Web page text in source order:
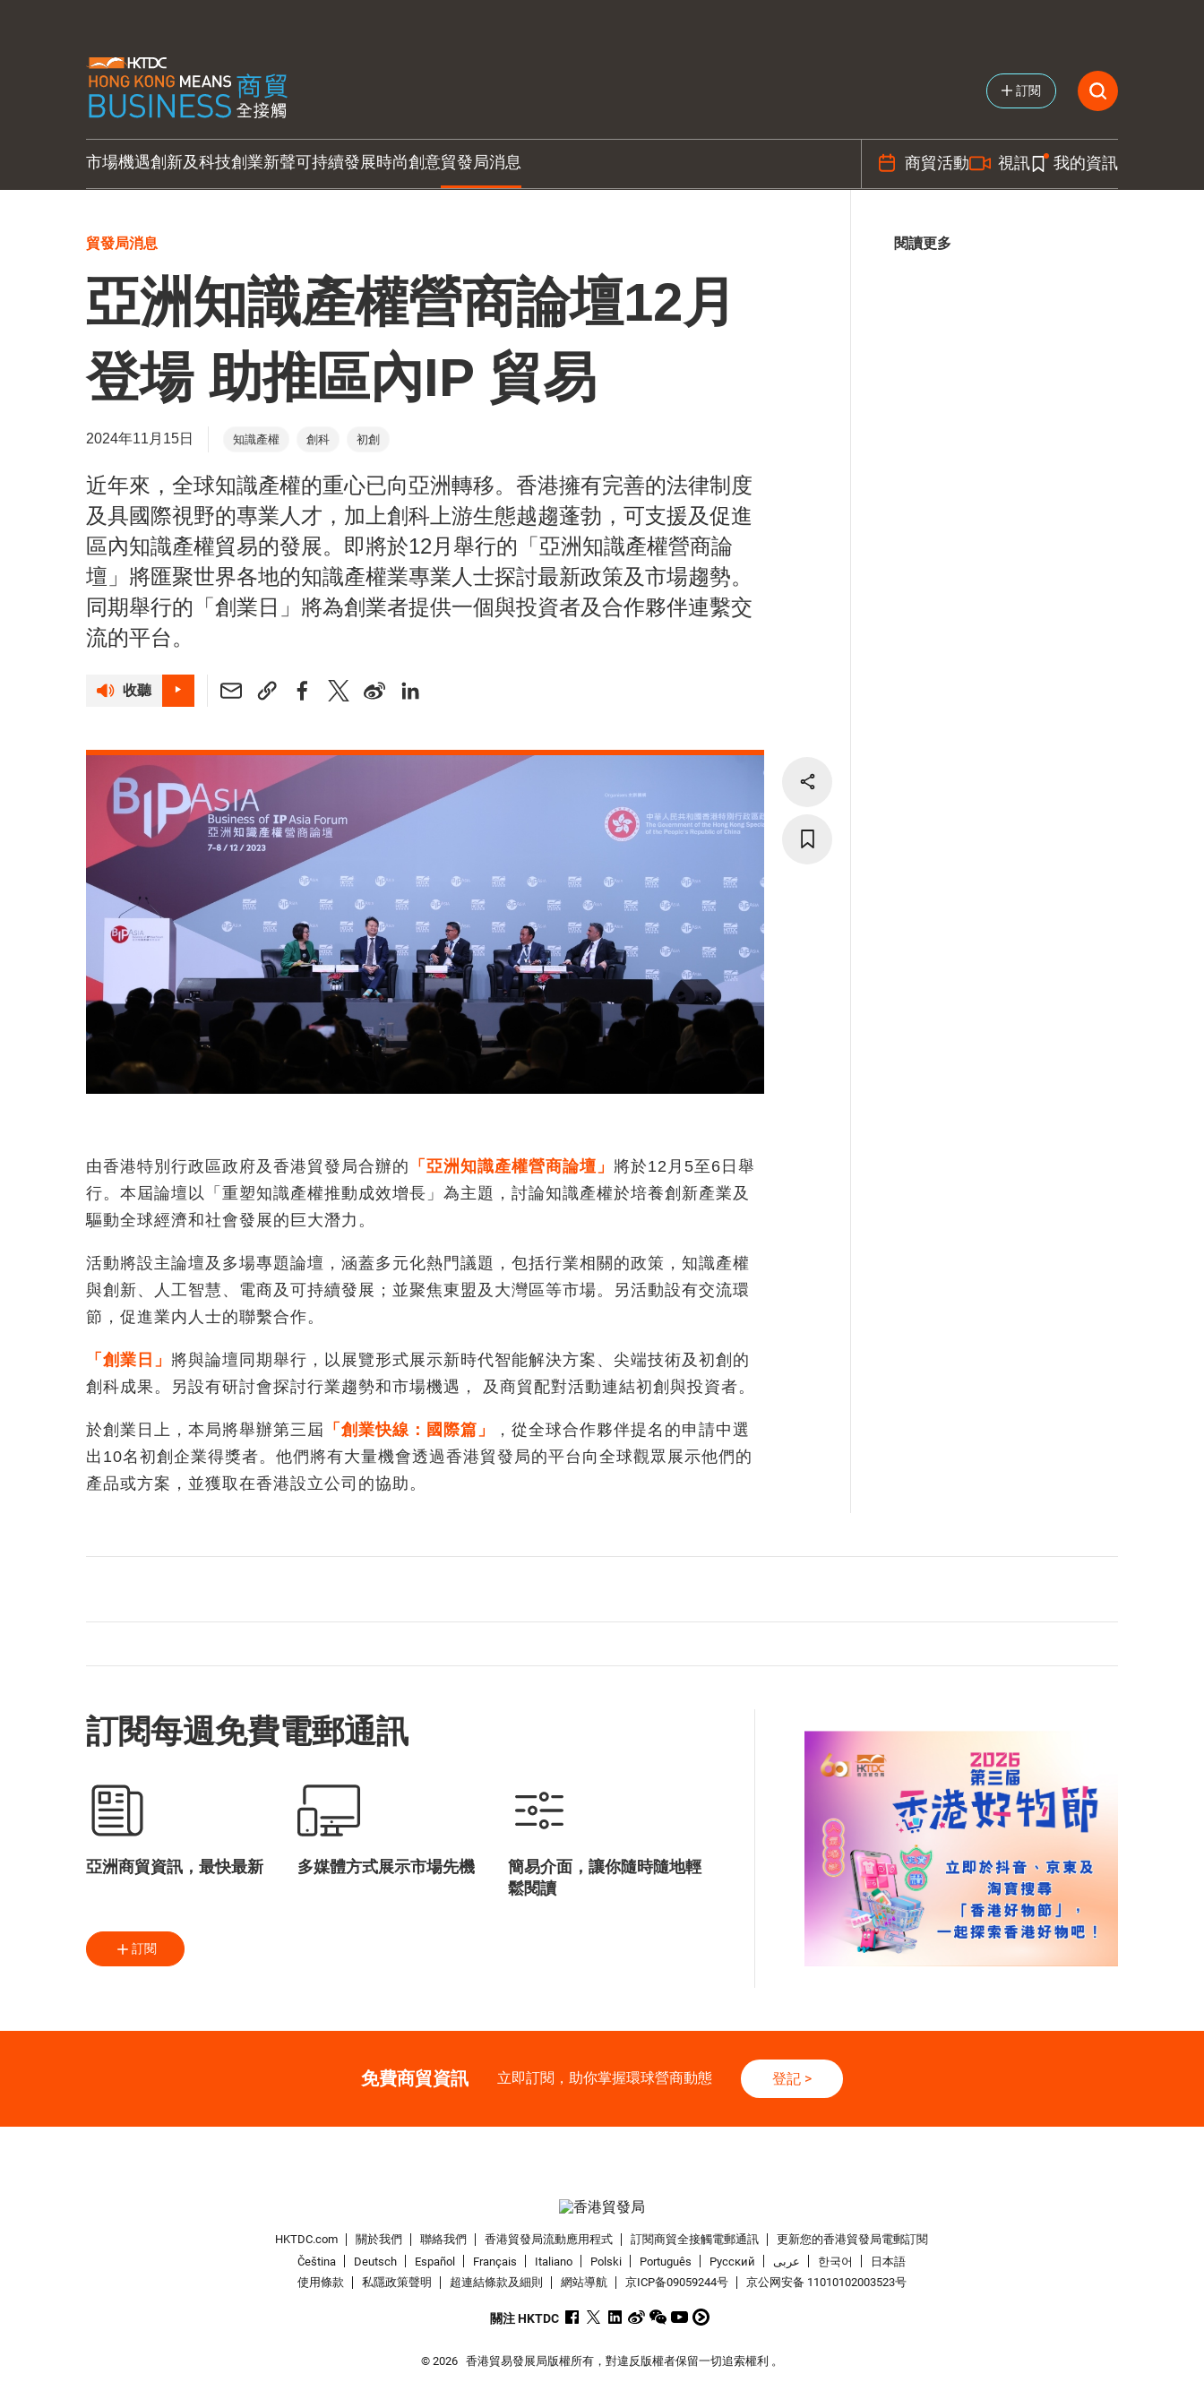
訂閱
市場機遇創新及科技創業新聲可持續發展時尚創意貿發局消息 商貿活動 視訊 我的資訊
貿發局消息
亞洲知識產權營商論壇12月
登場 助推區內IP 貿易
2024年11月15日 知識產權 創科 初創
近年來，全球知識產權的重心已向亞洲轉移。香港擁有完善的法律制度
及具國際視野的專業人才，加上創科上游生態越趨蓬勃，可支援及促進
區內知識產權貿易的發展。即將於12月舉行的「亞洲知識產權營商論
壇」將匯聚世界各地的知識產權業專業人士探討最新政策及市場趨勢。
同期舉行的「創業日」將為創業者提供一個與投資者及合作夥伴連繫交
流的平台。
收聽
由香港特別行政區政府及香港貿發局合辦的 「亞洲知識產權營商論壇」 將於12月5至6日舉
行。本屆論壇以「重塑知識產權推動成效增長」為主題，討論知識產權於培養創新產業及
驅動全球經濟和社會發展的巨大潛力。
活動將設主論壇及多場專題論壇，涵蓋多元化熱門議題，包括行業相關的政策，知識產權
與創新、人工智慧、電商及可持續發展；並聚焦東盟及大灣區等市場。另活動設有交流環
節，促進業内人士的聯繫合作。
「創業日」 將與論壇同期舉行，以展覽形式展示新時代智能解決方案、尖端技術及初創的
創科成果。另設有研討會探討行業趨勢和市場機遇， 及商貿配對活動連結初創與投資者。
於創業日上，本局將舉辦第三屆 「創業快線：國際篇」
，從全球合作夥伴提名的申請中選
出10名初創企業得獎者。他們將有大量機會透過香港貿發局的平台向全球觀眾展示他們的
產品或方案，並獲取在香港設立公司的協助。
閱讀更多
訂閱每週免費電郵通訊
亞洲商貿資訊，最快最新 多媒體方式展示市場先機
簡易介面，讓你隨時隨地輕
鬆閱讀
訂閱
免費商貿資訊 立即訂閱，助你掌握環球營商動態 登記>
HKTDC.com 關於我們 聯絡我們 香港貿發局流動應用程式 訂閱商貿全接觸電郵通訊
更新您的香港貿發局電郵訂閱
Čeština
Deutsch Español Français Italiano Polski Português Pусский عربى 한국어
日本語
使用條款
私隱政策聲明 超連結條款及細則 網站導航 京ICP备09059244号 京公网安备 11010102003523号
關注 HKTDC
© 2026 香港貿易發展局版權所有，對違反版權者保留一切追索權利 。